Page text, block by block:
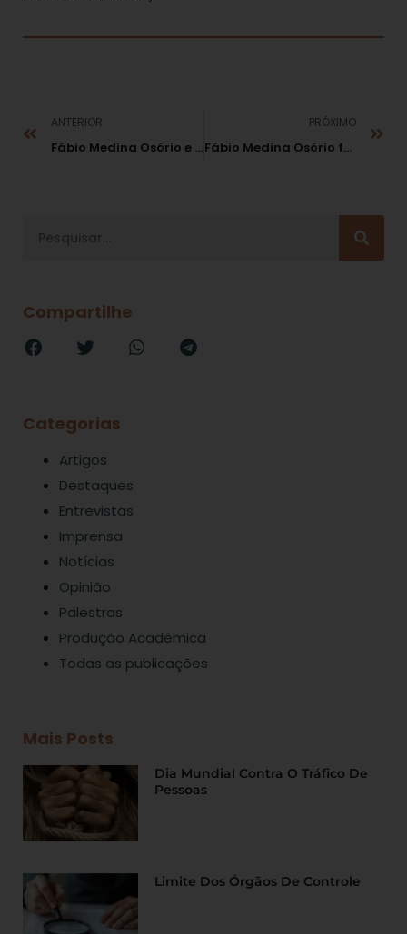
ANTERIOR
Fábio Medina Osório e os “Pensadores do Direito” na posse da nova diretoria da Ajufe
PRÓXIMO
Fábio Medina Osório fez balanço dos 30 anos da Constituição na Rádio Justiça
Compartilhe
Categorias
Artigos
Destaques
Entrevistas
Imprensa
Notícias
Opinião
Palestras
Produção Acadêmica
Todas as publicações
Mais Posts
Dia Mundial Contra O Tráfico De
Pessoas
Limite Dos Órgãos De Controle